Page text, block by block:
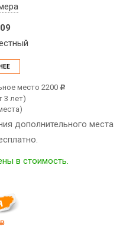
место 2200 c
3 лет)
дополнительного места
в стоимость.